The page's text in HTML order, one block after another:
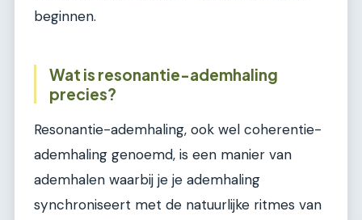
beginnen.
Wat is resonantie-ademhaling
precies?
Resonantie-ademhaling, ook wel coherentie-
ademhaling genoemd, is een manier van
ademhalen waarbij je je ademhaling
synchroniseert met de natuurlijke ritmes van